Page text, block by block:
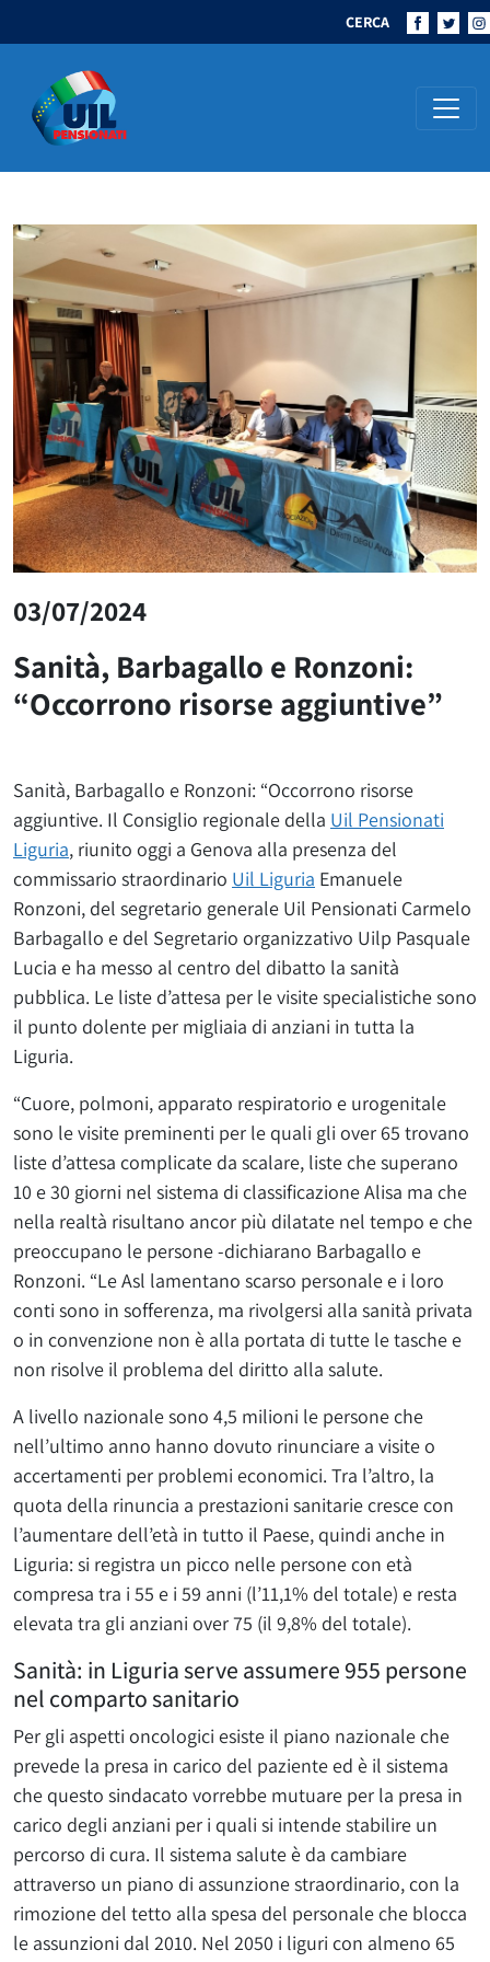
CERCA
Navigazione principale
03/07/2024
Sanità, Barbagallo e Ronzoni:
“Occorrono risorse aggiuntive”
Sanità, Barbagallo e Ronzoni: “Occorrono risorse
aggiuntive. Il Consiglio regionale della Uil Pensionati
Liguria, riunito oggi a Genova alla presenza del
commissario straordinario Uil Liguria Emanuele
Ronzoni, del segretario generale Uil Pensionati Carmelo
Barbagallo e del Segretario organizzativo Uilp Pasquale
Lucia e ha messo al centro del dibatto la sanità
pubblica. Le liste d’attesa per le visite specialistiche sono
il punto dolente per migliaia di anziani in tutta la
Liguria.
“Cuore, polmoni, apparato respiratorio e urogenitale
sono le visite preminenti per le quali gli over 65 trovano
liste d’attesa complicate da scalare, liste che superano
10 e 30 giorni nel sistema di classificazione Alisa ma che
nella realtà risultano ancor più dilatate nel tempo e che
preoccupano le persone -dichiarano Barbagallo e
Ronzoni. “Le Asl lamentano scarso personale e i loro
conti sono in sofferenza, ma rivolgersi alla sanità privata
o in convenzione non è alla portata di tutte le tasche e
non risolve il problema del diritto alla salute.
A livello nazionale sono 4,5 milioni le persone che
nell’ultimo anno hanno dovuto rinunciare a visite o
accertamenti per problemi economici. Tra l’altro, la
quota della rinuncia a prestazioni sanitarie cresce con
l’aumentare dell’età in tutto il Paese, quindi anche in
Liguria: si registra un picco nelle persone con età
compresa tra i 55 e i 59 anni (l’11,1% del totale) e resta
elevata tra gli anziani over 75 (il 9,8% del totale).
Sanità: in Liguria serve assumere 955 persone
nel comparto sanitario
Per gli aspetti oncologici esiste il piano nazionale che
prevede la presa in carico del paziente ed è il sistema
che questo sindacato vorrebbe mutuare per la presa in
carico degli anziani per i quali si intende stabilire un
percorso di cura. Il sistema salute è da cambiare
attraverso un piano di assunzione straordinario, con la
rimozione del tetto alla spesa del personale che blocca
le assunzioni dal 2010. Nel 2050 i liguri con almeno 65